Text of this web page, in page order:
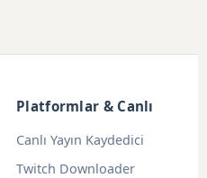
Platformlar & Canlı
Canlı Yayın Kaydedici
Twitch Downloader